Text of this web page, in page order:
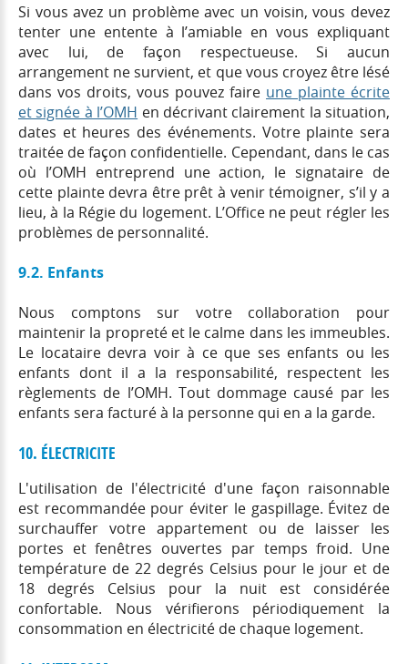
Si vous avez un problème avec un voisin, vous devez
tenter une entente à l’amiable en vous expliquant
avec lui, de façon respectueuse. Si aucun
arrangement ne survient, et que vous croyez être lésé
dans vos droits, vous pouvez faire une plainte écrite
et signée à l’OMH en décrivant clairement la situation,
dates et heures des événements. Votre plainte sera
traitée de façon confidentielle. Cependant, dans le cas
où l’OMH entreprend une action, le signataire de
cette plainte devra être prêt à venir témoigner, s’il y a
lieu, à la Régie du logement. L’Office ne peut régler les
problèmes de personnalité.
9.2. Enfants
Nous comptons sur votre collaboration pour
maintenir la propreté et le calme dans les immeubles.
Le locataire devra voir à ce que ses enfants ou les
enfants dont il a la responsabilité, respectent les
règlements de l’OMH. Tout dommage causé par les
enfants sera facturé à la personne qui en a la garde.
10. ÉLECTRICITE
L'utilisation de l'électricité d'une façon raisonnable
est recommandée pour éviter le gaspillage. Évitez de
surchauffer votre appartement ou de laisser les
portes et fenêtres ouvertes par temps froid. Une
température de 22 degrés Celsius pour le jour et de
18 degrés Celsius pour la nuit est considérée
confortable. Nous vérifierons périodiquement la
consommation en électricité de chaque logement.